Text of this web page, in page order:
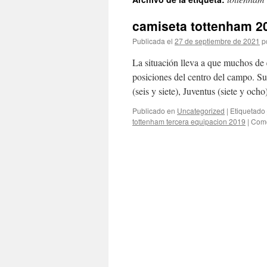
contenido
camiseta tottenham
Publicada el 27 de septiembre de 2021
La situación lleva a que muchos
posiciones del centro del campo.
(seis y siete), Juventus (siete y
Publicado en Uncategorized | Etiquetado
tottenham tercera equipacion 2019 |